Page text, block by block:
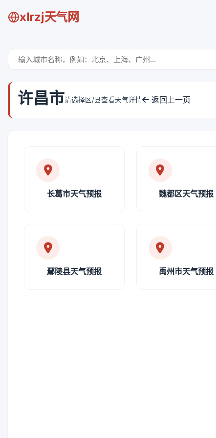
xlrzj天气网
许昌市请选择区/县查看天气详情 返回上一页
长葛市天气预报 魏都区天气预报
鄢陵县天气预报 禹州市天气预报